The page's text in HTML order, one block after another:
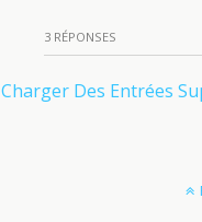
3 RÉPONSES
Charger Des Entrées